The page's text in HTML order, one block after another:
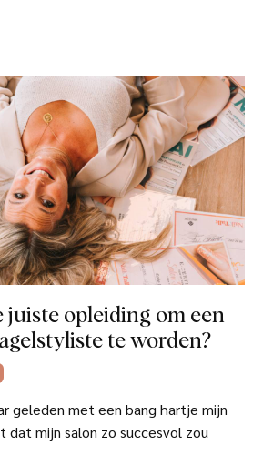
juiste opleiding om een
te worden?
geleden met een bang hartje mijn
dat mijn salon zo succesvol zou